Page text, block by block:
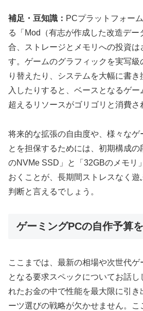
補足・豆知識： PCプラットフォー
る「Mod（有志が作成した改造デ
合、ストレージとメモリへの投資は
す。ゲームのグラフィックを実写
り替えたり、システムを大幅に書
入したりすると、ベースとなるゲ
超えるリソースがゴリゴリと消費さ
将来的な拡張の自由度や、様々なゲ
とを担保するためには、初期構成
のNVMe SSD」と「32GBのメモリ
おくことが、長期間ストレスなく
判断と言えるでしょう。
ゲーミングPCの自作予算
ここまでは、最新の相場や次世代
となる要求スペックについてお話し
れたお金の中で性能を最大限に引
ーツ選びの戦略が欠かせません。こ